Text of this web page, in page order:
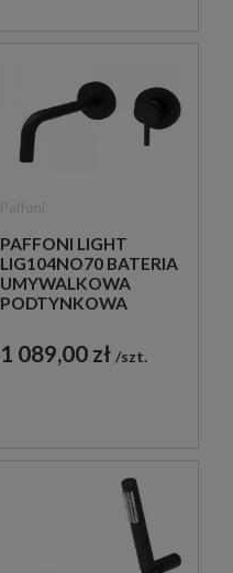
PAFFONI LIGHT
LIG104NO70 BATERIA
UMYWALKOWA
PODTYNKOWA
CZARNA
1 089,00 zł szt.